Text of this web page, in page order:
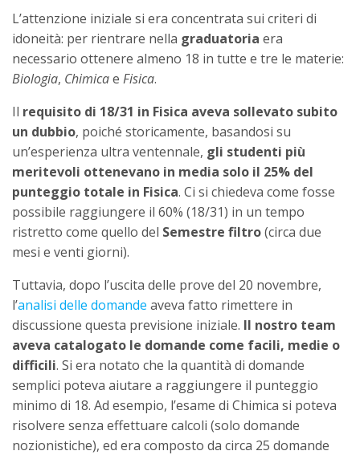
L’attenzione iniziale si era concentrata sui criteri di
idoneità: per rientrare nella graduatoria era
necessario ottenere almeno 18 in tutte e tre le materie:
Biologia, Chimicae Fisica.
Il requisito di 18/31 in Fisica aveva sollevato subito
un dubbio, poiché storicamente, basandosi su
un’esperienza ultra ventennale, gli studenti più
meritevoli ottenevano in media solo il 25% del
punteggio totale in Fisica. Ci si chiedeva come fosse
possibile raggiungere il 60% (18/31) in un tempo
ristretto come quello del Semestre filtro(circa due
mesi e venti giorni).
Tuttavia, dopo l’uscita delle prove del 20 novembre,
l’analisi delle domande aveva fatto rimettere in
discussione questa previsione iniziale. Il nostro team
aveva catalogato le domande come facili, medie o
difficili. Si era notato che la quantità di domande
semplici poteva aiutare a raggiungere il punteggio
minimo di 18. Ad esempio, l’esame di Chimica si poteva
risolvere senza effettuare calcoli (solo domande
nozionistiche), ed era composto da circa 25 domande